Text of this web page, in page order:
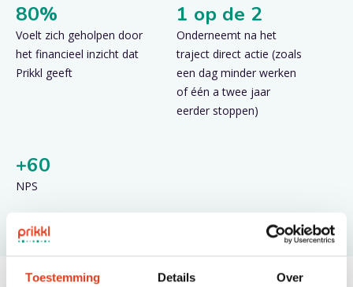
Toestemming Details Over
80%
Voelt zich geholpen door
het financieel inzicht dat
Prikkl geeft
1 op de 2
Onderneemt na het
traject direct actie (zoals
een dag minder werken
of één a twee jaar
eerder stoppen)
+60
NPS